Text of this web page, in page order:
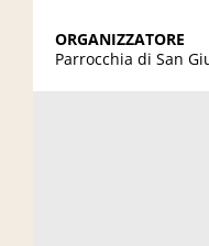
ORGANIZZATORE
Parrocchia di San